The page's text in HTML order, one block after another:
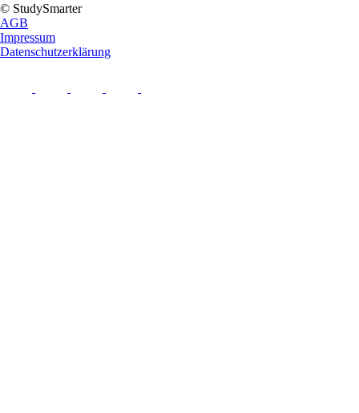
© StudySmarter
AGB
Impressum
Datenschutzerklärung